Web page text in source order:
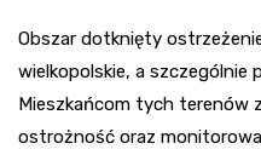
Obszar dotknięty
wielkopolskie, a szczególnie
Mieszkańcom tych terenów
ostrożność oraz